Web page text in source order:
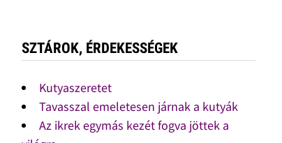
SZTÁROK, ÉRDEKESSÉGEK
Kutyaszeretet
Tavasszal emeletesen járnak a kutyák
Az ikrek egymás kezét fogva jöttek a